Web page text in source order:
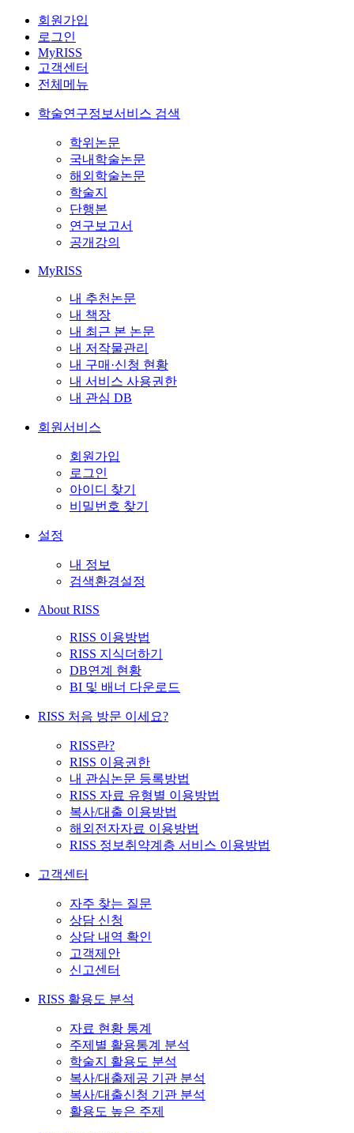
회원가입
로그인
MyRISS
고객센터
전체메뉴
학술연구정보서비스 검색
학위논문
국내학술논문
해외학술논문
학술지
단행본
연구보고서
공개강의
MyRISS
내 추천논문
내 책장
내 최근 본 논문
내 저작물관리
내 구매·신청 현황
내 서비스 사용권한
내 관심 DB
회원서비스
회원가입
로그인
아이디 찾기
비밀번호 찾기
설정
내 정보
검색환경설정
About RISS
RISS 이용방법
RISS 지식더하기
DB연계 현황
BI 및 배너 다운로드
RISS 처음 방문 이세요?
RISS란?
RISS 이용권한
내 관심논문 등록방법
RISS 자료 유형별 이용방법
복사/대출 이용방법
해외전자자료 이용방법
RISS 정보취약계층 서비스 이용방법
고객센터
자주 찾는 질문
상담 신청
상담 내역 확인
고객제안
신고센터
RISS 활용도 분석
자료 현황 통계
주제별 활용통계 분석
학술지 활용도 분석
복사/대출제공 기관 분석
복사/대출신청 기관 분석
활용도 높은 주제